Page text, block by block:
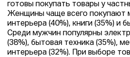
готовы покупать товары у
Женщины чаще всего покупают
интерьера (40%), книги (35%) и
Среди мужчин популярны
(38%), бытовая техника (35%),
интерьера (32%). При выборе